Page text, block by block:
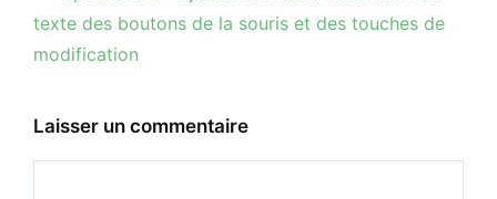
texte des boutons de la souris et des touches de
modification
Laisser un commentaire